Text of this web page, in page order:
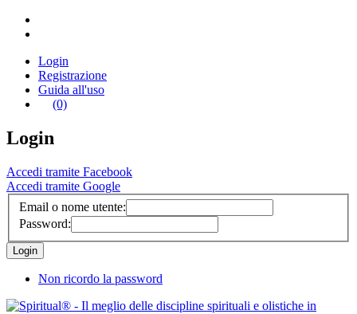
Login
Registrazione
Guida all'uso
(0)
Login
Accedi tramite Facebook
Accedi tramite Google
Email o nome utente:
Password:
Non ricordo la password